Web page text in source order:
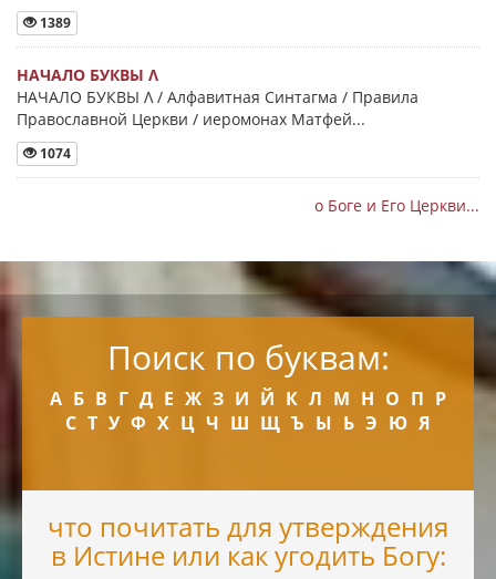
1389
НАЧАЛО БУКВЫ Λ
НАЧАЛО БУКВЫ Λ / Алфавитная Синтагма / Правила
Православной Церкви / иеромонах Матфей...
1074
о Боге и Его Церкви...
Поиск по буквам:
А Б В Г Д Е Ж З И Й К Л М Н О П Р
С Т У Ф Х Ц Ч Ш Щ Ъ Ы Ь Э Ю Я
что почитать для утверждения
в Истине или как угодить Богу: